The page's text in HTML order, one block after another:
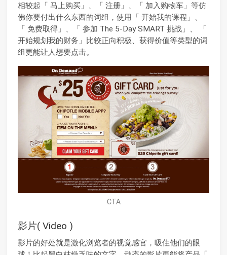
相较起「 马上购买」、「 注册」、「 加入购物车」等仿
佛你要付出什么东西的词组，使用「 开始我的课程」、
「 免费取得」、「 参加 The 5-Day SMART 挑战」、 「
开始规划我的财务」比较正向积极、获得价值等类型的词
组更能让人想要点击。
CTA
影片( Video )
影片的好处就是激化浏览者的视觉感官，吸住他们的眼